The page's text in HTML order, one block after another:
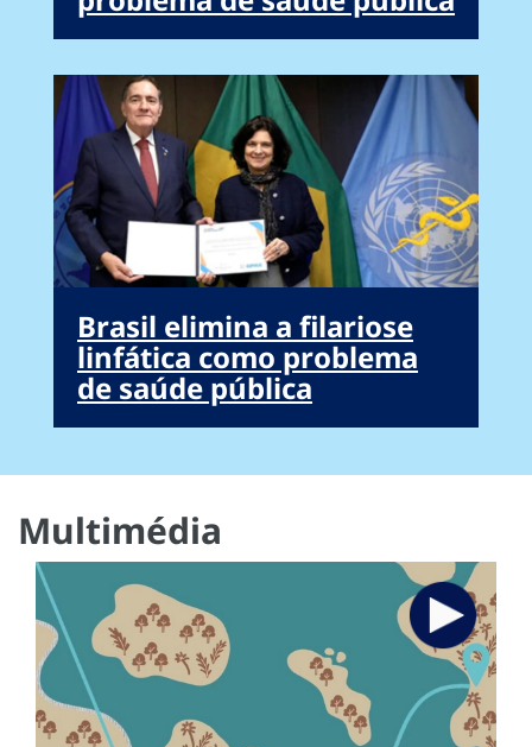
Brasil elimina a filariose
linfática como problema
de saúde pública
Multimédia